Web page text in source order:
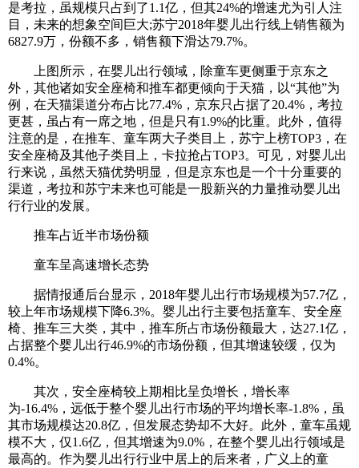
是考拉，虽规模只占到了1.1亿，但其24%的增速尤为引人注
目，未来的想象空间巨大;苏宁2018年婴儿出行线上销售额为
6827.9万，份额不多，销售额下滑达79.7%。
上图所示，在婴儿出行领域，除童车更侧重于京东之
外，其他诸如安全座椅和推车都更倾向于天猫，以“其他”为
例，在天猫渠道分布占比77.4%，京东只占据了20.4%，考拉
更甚，虽占有一席之地，但是只有1.9%的比重。此外，值得
注意的是，在推车、童车两大子类目上，苏宁上榜TOP3，在
安全座椅及其他子类目上，卡拉抢占TOP3。可见，对婴儿出
行来说，虽然天猫优势明显，但是京东也是一个十分重要的
渠道，考拉和苏宁未来也可能是一股新兴的力量推动婴儿出
行行业的发展。
推车占近半市场份额
童车呈高速增长态势
据情报通后台显示，2018年婴儿出行市场规模为57.7亿，
较上年市场规模下降6.3%。婴儿出行主要包括童车、安全座
椅、推车三大类，其中，推车所占市场份额最大，达27.1亿，
占据整个婴儿出行46.9%的市场份额，但其增速较缓，仅为
0.4%。
其次，安全座椅较上期相比呈负增长，增长率
为-16.4%，远低于整个婴儿出行市场的平均增长率-1.8%，虽
其市场规模达20.8亿，但发展态势却不大好。此外，童车虽规
模不大，仅1.6亿，但其增速为9.0%，在整个婴儿出行领域是
最高的。作为婴儿出行行业中居上的后来者，广义上的童